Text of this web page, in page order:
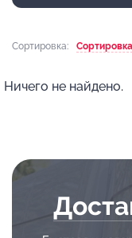
Сортировка: Сортировка
Ничего не найдено.